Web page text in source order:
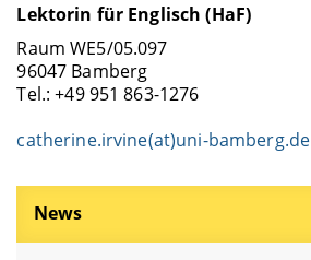
Lektorin für Englisch (HaF)
Raum WE5/05.097
96047 Bamberg
Tel.: +49 951 863-1276
catherine.irvine(at)uni-bamberg.de
News